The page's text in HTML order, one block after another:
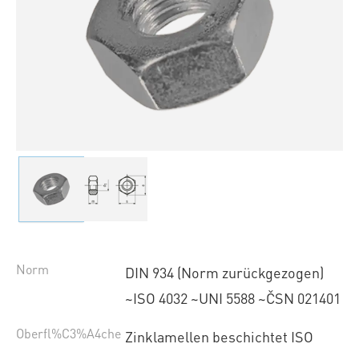
Norm
DIN 934 (Norm zurückgezogen)
~ISO 4032 ~UNI 5588 ~ČSN 021401
Oberfl%C3%A4che Zinklamellen beschichtet ISO